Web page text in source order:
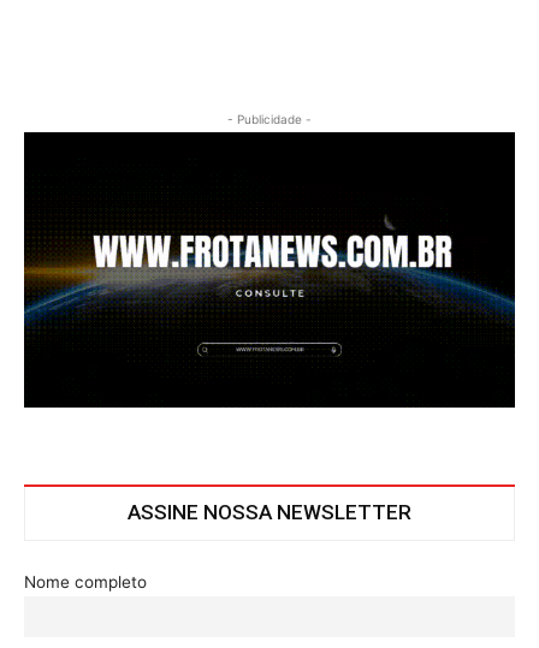
- Publicidade -
ASSINE NOSSA NEWSLETTER
Nome completo